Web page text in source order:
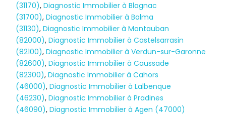
Diagnostic
TERMITES
(31170),Diagnostic Immobilier à Blagnac
(31700),Diagnostic Immobilier à Balma
(31130),Diagnostic Immobilier à Montauban
(82000),Diagnostic Immobilier à Castelsarrasin
(82100),Diagnostic Immobilier à Verdun-sur-Garonne
(82600),Diagnostic Immobilier à Caussade
(82300),Diagnostic Immobilier à Cahors
(46000),Diagnostic Immobilier à Lalbenque
(46230),Diagnostic Immobilier à Pradines
(46090),Diagnostic Immobilier à Agen (47000)